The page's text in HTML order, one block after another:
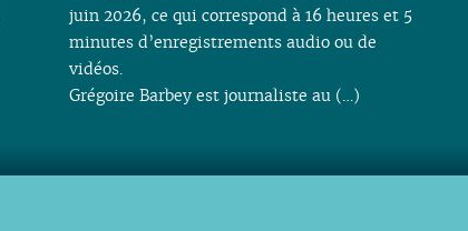
juin 2026, ce qui correspond à 16 heures et 5
minutes d’enregistrements audio ou de
vidéos.
Grégoire Barbey est journaliste au (…)